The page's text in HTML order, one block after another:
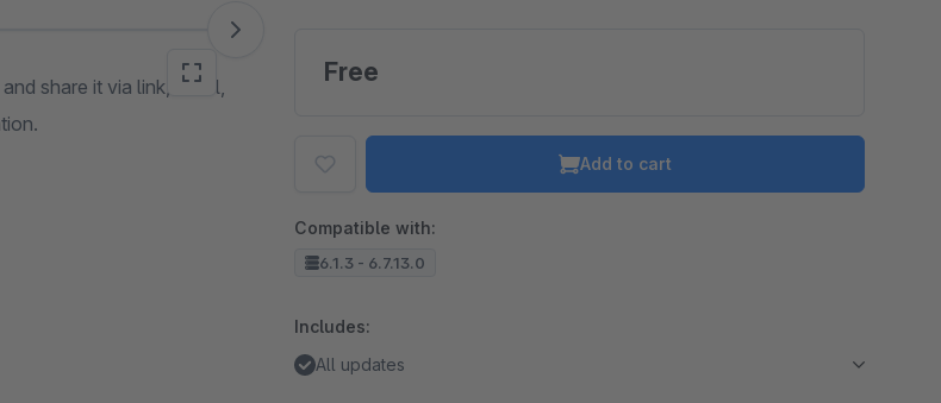
share it via link, email,
Free
Add to cart
Compatible with:
6.1.3 - 6.7.13.0
Includes:
All updates